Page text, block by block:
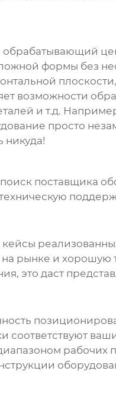
обрабатывающий
формы без
возможности
и т.д.
просто
никуда!
поставщика
рынке и хорошую
это даст
соответствуют